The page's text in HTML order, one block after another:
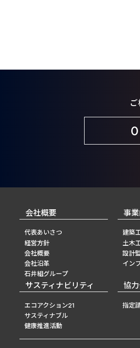
会社概要
代表あいさつ
経営方針
会社概要
会社沿革
石井組グループ
事
建築
土木
設計
イン
サスティナビリティ
エコアクション21
サスティナブル
健康推進活動
協
指定